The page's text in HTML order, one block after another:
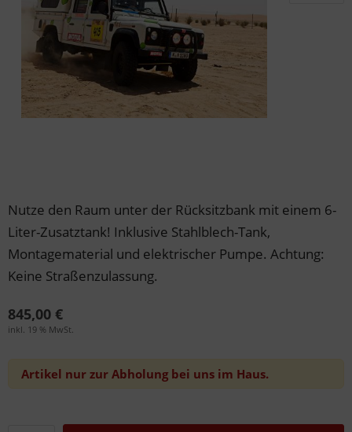
Nutze den Raum unter der Rücksitzbank mit einem 6-
Liter-Zusatztank! Inklusive Stahlblech-Tank,
Montagematerial und elektrischer Pumpe. Achtung:
Keine Straßenzulassung.
845,00 €
inkl. 19 % MwSt.
Artikel nur zur Abholung bei uns im Haus.
& Reifen
& Reifen
& Reifen
& Reifen
& Reifen